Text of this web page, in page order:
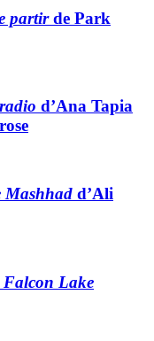
partirde Park
d’Ana Tapia
Mashhad d’Ali
Falcon Lake